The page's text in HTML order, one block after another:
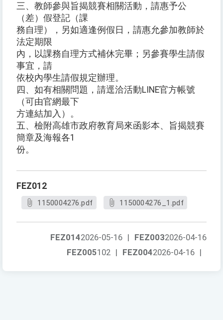
三、教師參與旨揭競賽相關活動，請惠予公
（差）假登記（課
務自理），另如適逢例假日，請惠允參加教師於
法定期限
內，以課務自理方式補休完畢；另參賽學生請假
事宜，請
依校內學生請假規定辦理。
四、如有相關問題，請逕洽活動LINE官方帳號
（可由官網最下
方連結加入）。
五、檢附高雄市政府教育局來函影本、旨揭競賽
簡章及海報各1
份。
FEZ012
1150004276.pdf 1150004276_1.pdf
FEZ0032026-04-16
FEZ0142026-05-16 |
FEZ0042026-04-16 |
FEZ005102 |